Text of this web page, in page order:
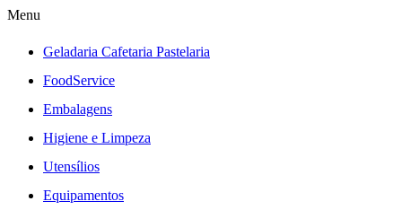
Menu
Geladaria Cafetaria Pastelaria
FoodService
Embalagens
Higiene e Limpeza
Utensílios
Equipamentos